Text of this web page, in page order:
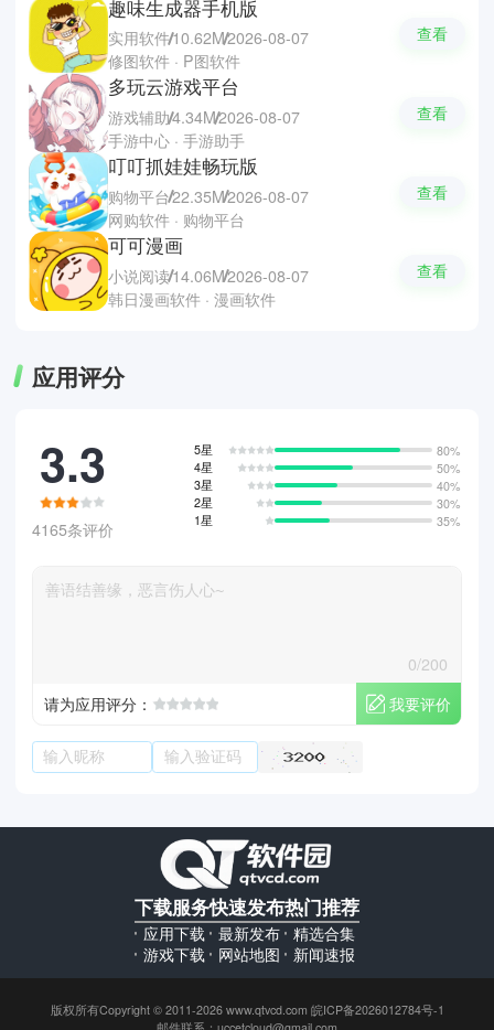
趣味生成器手机版
实用软件10.62M2026-08-07
修图软件 · P图软件
查看
多玩云游戏平台
游戏辅助4.34M2026-08-07
手游中心 · 手游助手
查看
叮叮抓娃娃畅玩版
购物平台22.35M2026-08-07
网购软件 · 购物平台
查看
可可漫画
小说阅读14.06M2026-08-07
韩日漫画软件 · 漫画软件
查看
应用评分
3.3
4165条评价
5星
80%
4星
50%
3星
40%
2星
30%
1星
35%
0/200
请为应用评分：
我要评价
下载服务
应用下载
游戏下载
快速发布
最新发布
网站地图
热门推荐
精选合集
新闻速报
版权所有Copyright © 2011-2026 www.qtvcd.com 皖ICP备2026012784号-1